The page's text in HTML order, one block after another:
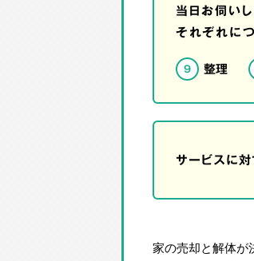
当日お伺い
それぞれに
9 整理
サービスに
家の売却と解体が